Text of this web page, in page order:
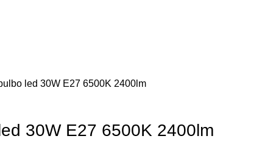
led 30W E27 6500K 2400lm
30W E27 6500K 2400lm